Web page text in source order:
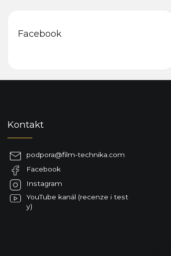
Facebook
Kontakt
podpora@film-technika.com
Facebook
Instagram
YouTube kanál (recenze i test
y)